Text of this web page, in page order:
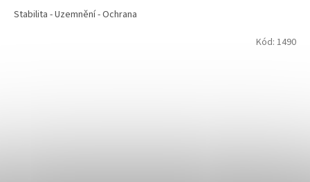
Stabilita - Uzemnění - Ochrana
Kód: 1490